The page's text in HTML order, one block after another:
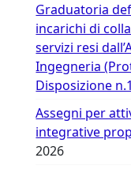
Graduatoria
incarichi di
servizi resi
Ingegneria
Disposizione
Assegni per
integrative
2026